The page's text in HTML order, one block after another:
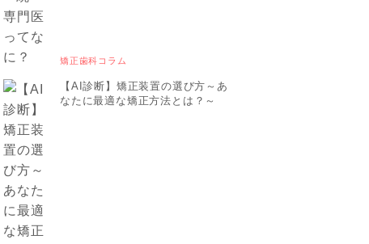
矯正歯科コラム
【AI診断】矯正装置の選び方～あ
なたに最適な矯正方法とは？～